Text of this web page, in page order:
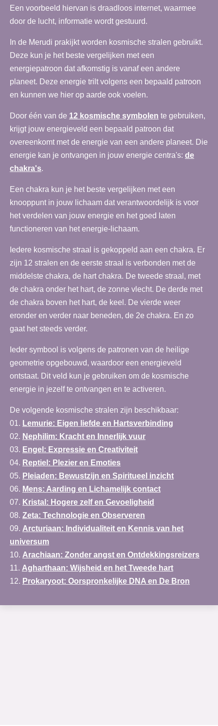
Een voorbeeld hiervan is draadloos internet, waarmee
door de lucht, informatie wordt gestuurd.
In de Merudi prakijkt worden kosmische stralen gebruikt.
Deze kun je het beste vergelijken met een
energiepatroon dat afkomstig is vanaf een andere
planeet. Deze energie trilt volgens een bepaald patroon
en kunnen we hier op aarde ook voelen.
Door één van de 12 kosmische symbolen te gebruiken,
krijgt jouw energieveld een bepaald patroon dat
overeenkomt met de energie van een andere planeet. Die
energie kan je ontvangen in jouw energie centra's: de
chakra's.
Een chakra kun je het beste vergelijken met een
knooppunt in jouw lichaam dat verantwoordelijk is voor
het verdelen van jouw energie en het goed laten
functioneren van het energie-lichaam.
Iedere kosmische straal is gekoppeld aan een chakra. Er
zijn 12 stralen en de eerste straal is verbonden met de
middelste chakra, de hart chakra. De tweede straal, met
de chakra onder het hart, de zonne vlecht. De derde met
de chakra boven het hart, de keel. De vierde weer
eronder en verder naar beneden, de 2e chakra. En zo
gaat het steeds verder.
Ieder symbool is volgens de patronen van de heilige
geometrie opgebouwd, waardoor een energieveld
ontstaat. Dit veld kun je gebruiken om de kosmische
energie in jezelf te ontvangen en te activeren.
De volgende kosmische stralen zijn beschikbaar:
01. Lemurie: Eigen liefde en Hartsverbinding
02. Nephilim: Kracht en Innerlijk vuur
03. Engel : Expressie en Creativiteit
04. Reptiel : Plezier en Emoties
05. Pleiaden: Bewustzijn en Spiritueel inzicht
06. Mens: Aarding en Lichamelijk contact
07. Kristal : Hogere zelf en Gevoeligheid
08. Zeta: Technologie en Observeren
09. Arcturiaan: Individualiteit en Kennis van het
universum
10. Arachiaan: Zonder angst en Ontdekkingsreizers
11. Agharthaan: Wijsheid en het Tweede hart
12. Prokaryoot: Oorspronkelijke DNA en De Bron